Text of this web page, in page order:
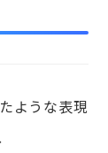
ような表現